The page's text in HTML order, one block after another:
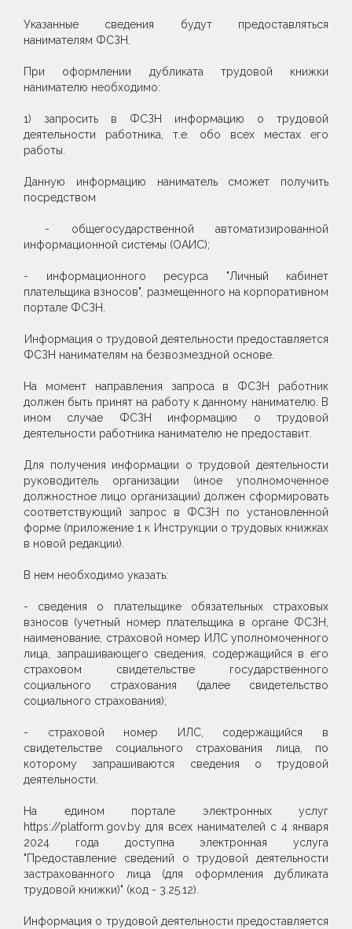
Указанные сведения будут предоставляться
нанимателям ФСЗН.
При оформлении дубликата трудовой книжки
нанимателю необходимо:
1) запросить в ФСЗН информацию о трудовой
деятельности работника, т.е. обо всех местах его
работы.
Данную информацию наниматель сможет получить
посредством
- общегосударственной автоматизированной
информационной системы (ОАИС);
- информационного ресурса "Личный кабинет
плательщика взносов", размещенного на корпоративном
портале ФСЗН.
Информация о трудовой деятельности предоставляется
ФСЗН нанимателям на безвозмездной основе.
На момент направления запроса в ФСЗН работник
должен быть принят на работу к данному нанимателю. В
ином случае ФСЗН информацию о трудовой
деятельности работника нанимателю не предоставит.
Для получения информации о трудовой деятельности
руководитель организации (иное уполномоченное
должностное лицо организации) должен сформировать
соответствующий запрос в ФСЗН по установленной
форме (приложение 1 к Инструкции о трудовых книжках
в новой редакции).
В нем необходимо указать:
- сведения о плательщике обязательных страховых
взносов (учетный номер плательщика в органе ФСЗН,
наименование, страховой номер ИЛС уполномоченного
лица, запрашивающего сведения, содержащийся в его
страховом свидетельстве государственного
социального страхования (далее свидетельство
социального страхования);
- страховой номер ИЛС, содержащийся в
свидетельстве социального страхования лица, по
которому запрашиваются сведения о трудовой
деятельности.
На едином портале электронных услуг
https://platform.gov.by для всех нанимателей с 4 января
2024 года доступна электронная услуга
"Предоставление сведений о трудовой деятельности
застрахованного лица (для оформления дубликата
трудовой книжки)" (код - 3.25.12).
Информация о трудовой деятельности предоставляется